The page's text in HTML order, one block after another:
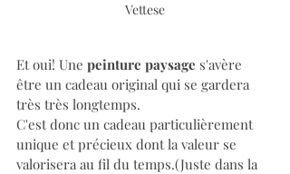
Vettese
Et oui! Une peinture paysage s'avère
être un cadeau original qui se gardera
très très longtemps.
C'est donc un cadeau particulièrement
unique et précieux dont la valeur se
valorisera au fil du temps.(Juste dans la